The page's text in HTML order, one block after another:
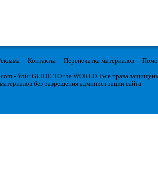
Контакты Перепечатка материалов
- Your GUIDE TO the WORLD. Все права
без разрешения администрации сайта